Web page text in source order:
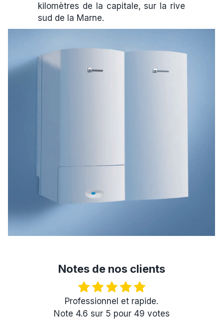
kilomètres de la capitale, sur la rive
sud de la Marne.
Notes de nos clients
Professionnel et rapide.
Note 4.6 sur 5 pour 49 votes